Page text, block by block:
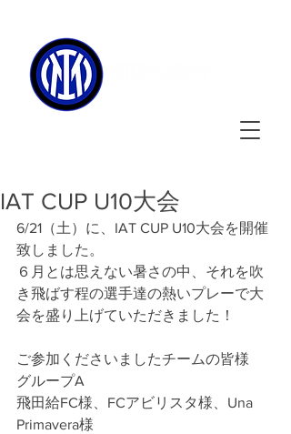
IAT CUP U10大会
6/21（土）に、IAT CUP U10大会を開催
致しました。
６月とは思えない暑さの中、それを吹
き飛ばす程の選手達の熱いプレーで大
会を盛り上げていただきました！
ご参加くださいましたチームの皆様
グループA
飛田給FC様、FCアビリスタ様、Una
Primavera様